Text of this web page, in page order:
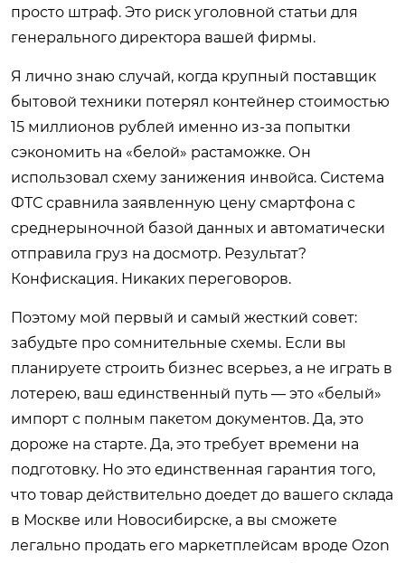
просто штраф. Это риск уголовной статьи для
генерального директора вашей фирмы.
Я лично знаю случай, когда крупный поставщик
бытовой техники потерял контейнер стоимостью
15 миллионов рублей именно из-за попытки
сэкономить на «белой» растаможке. Он
использовал схему занижения инвойса. Система
ФТС сравнила заявленную цену смартфона с
среднерыночной базой данных и автоматически
отправила груз на досмотр. Результат?
Конфискация. Никаких переговоров.
Поэтому мой первый и самый жесткий совет:
забудьте про сомнительные схемы. Если вы
планируете строить бизнес всерьез, а не играть в
лотерею, ваш единственный путь — это «белый»
импорт с полным пакетом документов. Да, это
дороже на старте. Да, это требует времени на
подготовку. Но это единственная гарантия того,
что товар действительно доедет до вашего склада
в Москве или Новосибирске, а вы сможете
легально продать его маркетплейсам вроде Ozon